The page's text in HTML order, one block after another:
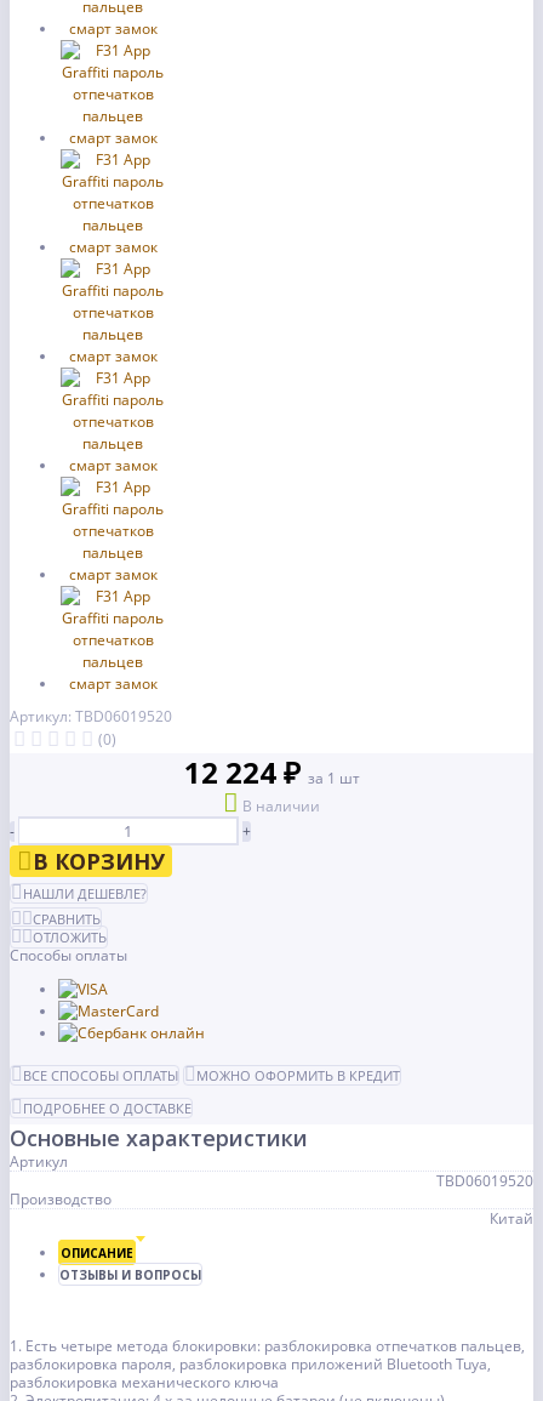
Артикул: TBD06019520
(0)
12 224 ₽ за 1 шт
В наличии
-
+
В КОРЗИНУ
НАШЛИ ДЕШЕВЛЕ?
СРАВНИТЬ
ОТЛОЖИТЬ
Способы оплаты
ВСЕ СПОСОБЫ ОПЛАТЫ
МОЖНО ОФОРМИТЬ В КРЕДИТ
ПОДРОБНЕЕ О ДОСТАВКЕ
Основные характеристики
Артикул
TBD06019520
Производство
Китай
ОПИСАНИЕ
ОТЗЫВЫ И ВОПРОСЫ
1. Есть четыре метода блокировки: разблокировка отпечатков пальцев,
разблокировка пароля, разблокировка приложений Bluetooth Tuya,
разблокировка механического ключа